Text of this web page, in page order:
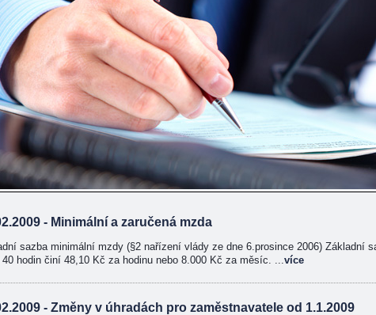
- Minimální a zaručená mzda
sazba minimální mzdy (§2 nařízení vlády ze dne 6.prosince 2006) Základní
40 hodin činí 48,10 Kč za hodinu nebo 8.000 Kč za měsíc. ... více
- Změny v úhradách pro zaměstnavatele od 1.1.2009